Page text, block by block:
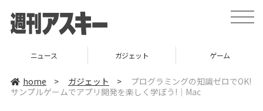
t
o
v
ニュース ガジェット ゲーム
home > ガジェット >
プログラミングの知識ゼロでOK!
サンプルゲームでアプリ開発を楽しく学ぼう!｜Mac